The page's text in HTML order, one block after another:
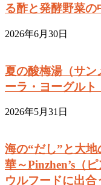
る酢と発酵野菜の
2026年6月30日
夏の酸梅湯（サン
ーラ・ヨーグル
2026年5月31日
海の“だし”と大
華～Pinzhen’s（
ウルフードに出合